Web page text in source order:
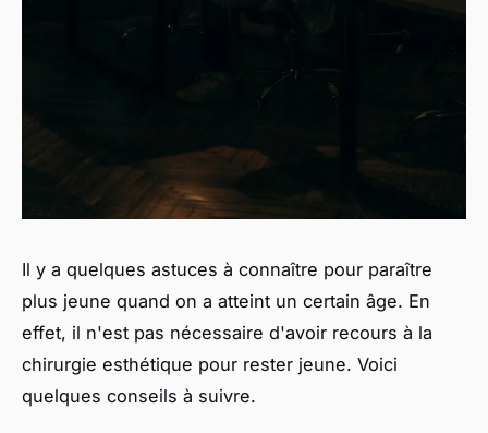
Il y a quelques astuces à connaître pour paraître
plus jeune quand on a atteint un certain âge. En
effet, il n'est pas nécessaire d'avoir recours à la
chirurgie esthétique pour rester jeune. Voici
quelques conseils à suivre.